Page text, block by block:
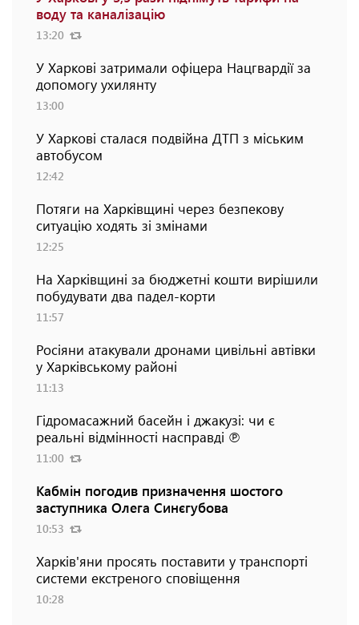
воду та каналізацію
13:20
У Харкові затримали офіцера Нацгвардії за
допомогу ухилянту
13:00
У Харкові сталася подвійна ДТП з міським
автобусом
12:42
Потяги на Харківщині через безпекову
ситуацію ходять зі змінами
12:25
На Харківщині за бюджетні кошти вирішили
побудувати два падел-корти
11:57
Росіяни атакували дронами цивільні автівки
у Харківському районі
11:13
Гідромасажний басейн і джакузі: чи є
реальні відмінності насправді ℗
11:00
Кабмін погодив призначення шостого
заступника Олега Синєгубова
10:53
Харків'яни просять поставити у транспорті
системи екстреного сповіщення
10:28